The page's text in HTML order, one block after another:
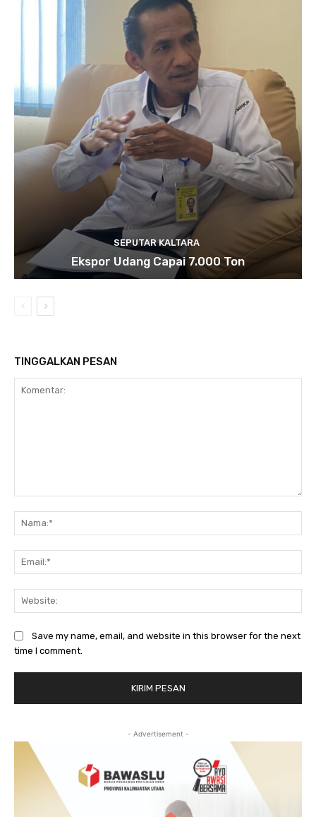
SEPUTAR KALTARA
Ekspor Udang Capai 7.000 Ton
TINGGALKAN PESAN
Save my name, email, and website in this browser for the next
time I comment.
- Advertisement -